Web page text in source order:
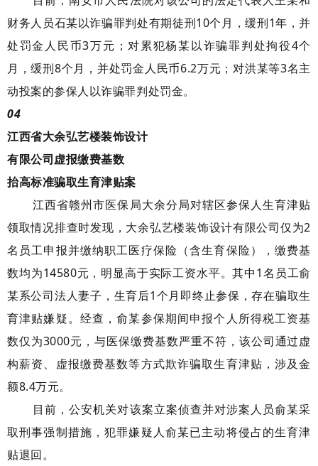
财务人员石某以诈骗罪判处有期徒刑10个月，缓刑1年，并
处罚金人民币3万元；对累犯杨某以诈骗罪判处拘役4个
月，缓刑8个月，并处罚金人民币6.2万元；对洪某等3名主
动投案的参保人以诈骗罪判处罚金。
04
江西省大余弘艺楼装饰设计
有限公司虚报缴费基数
抬高标准骗取生育津贴案
江西省赣州市医保局大余分局对辖区参保人生育津贴
领取情况排查时发现，大余弘艺楼装饰设计有限公司仅为2
名员工申报并缴纳职工医疗保险（含生育保险），缴费基
数均为14580元，明显高于实际工资水平。其中1名员工俞
某系公司法人妻子，生育后1个月即终止参保，存在骗取生
育津贴嫌疑。经查，俞某参保期间申报个人所得税工资基
数仅为3000元，与医保缴费基数严重不符，该公司通过虚
构薪资、虚报缴费基数等方式欺诈骗取生育津贴，涉及金
额8.4万元。
目前，公安机关对该案立案侦查并对涉案人员俞某采
取刑事强制措施，犯罪嫌疑人俞某已主动将侵占的生育津
贴退回。